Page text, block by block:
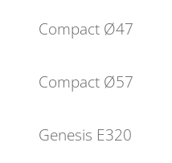
Compact Ø47
Compact Ø57
Genesis E320